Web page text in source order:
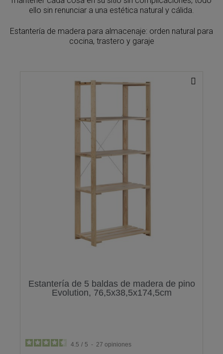
ello sin renunciar a una estética natural y cálida.
Estantería de madera para almacenaje: orden natural para
cocina, trastero y garaje
Estantería de 5 baldas de madera de pino
Evolution, 76,5x38,5x174,5cm
4.5 / 5 - 27 opiniones